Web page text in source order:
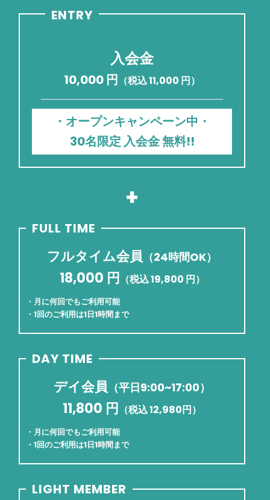
ENTRY
入会金
10,000 円 （税込 11,000 円）
・オープンキャンペーン中・
30名限定入会金無料!!
+
FULL TIME
フルタイム会員 （24時間OK）
18,000 円 （税込 19,800 円）
・月に何回でもご利用可能
・1回のご利用は1日1時間まで
DAY TIME
デイ会員 （平日9:00~17:00）
11,800 円 （税込 12,980円）
・月に何回でもご利用可能
・1回のご利用は1日1時間まで
LIGHT MEMBER